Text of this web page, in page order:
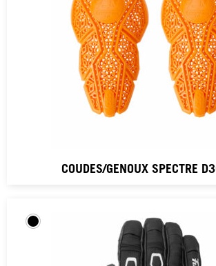
COUDES/GENOUX SPECTRE